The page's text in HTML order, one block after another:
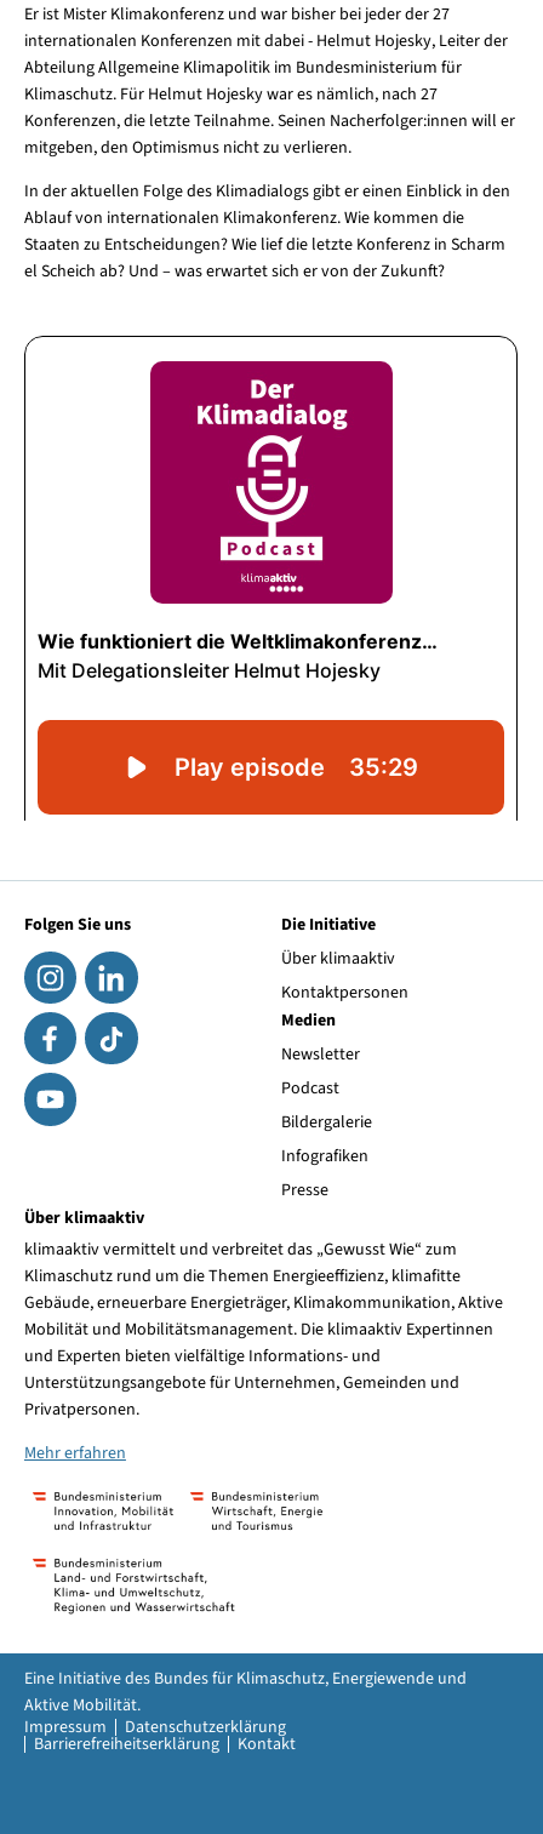
Er ist Mister Klimakonferenz und war bisher bei jeder der 27
internationalen Konferenzen mit dabei - Helmut Hojesky, Leiter der
Abteilung Allgemeine Klimapolitik im Bundesministerium für
Klimaschutz. Für Helmut Hojesky war es nämlich, nach 27
Konferenzen, die letzte Teilnahme. Seinen Nacherfolger:innen will er
mitgeben, den Optimismus nicht zu verlieren.
In der aktuellen Folge des Klimadialogs gibt er einen Einblick in den
Ablauf von internationalen Klimakonferenz. Wie kommen die
Staaten zu Entscheidungen? Wie lief die letzte Konferenz in Scharm
el Scheich ab? Und – was erwartet sich er von der Zukunft?
Folgen Sie uns
Die Initiative
Über klimaaktiv
Kontaktpersonen
Medien
Newsletter
Podcast
Bildergalerie
Infografiken
Presse
Über klimaaktiv
klimaaktiv vermittelt und verbreitet das „Gewusst Wie“ zum
Klimaschutz rund um die Themen Energieeffizienz, klimafitte
Gebäude, erneuerbare Energieträger, Klimakommunikation, Aktive
Mobilität und Mobilitätsmanagement. Die klimaaktiv Expertinnen
und Experten bieten vielfältige Informations- und
Unterstützungsangebote für Unternehmen, Gemeinden und
Privatpersonen.
Mehr erfahren
Impressum Datenschutzerklärung
Barrierefreiheitserklärung Kontakt
Eine Initiative des Bundes für Klimaschutz, Energiewende und
Aktive Mobilität.